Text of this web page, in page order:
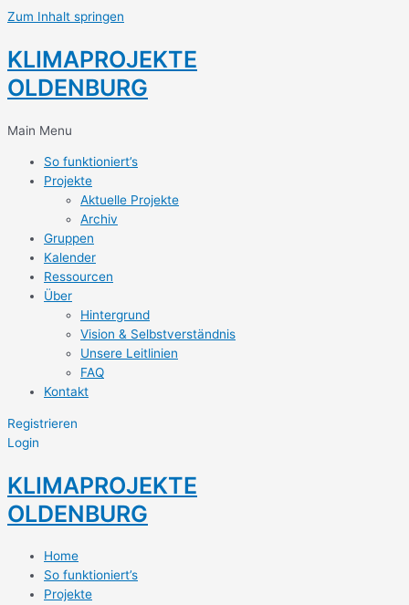
Zum Inhalt springen
KLIMAPROJEKTE
OLDENBURG
Main Menu
So funktioniert’s
Projekte
Aktuelle Projekte
Archiv
Gruppen
Kalender
Ressourcen
Über
Hintergrund
Vision & Selbstverständnis
Unsere Leitlinien
FAQ
Kontakt
Registrieren
Login
KLIMAPROJEKTE
OLDENBURG
Home
So funktioniert’s
Projekte